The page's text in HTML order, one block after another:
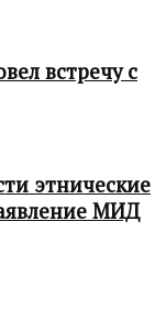
встречу с
этнические
МИД